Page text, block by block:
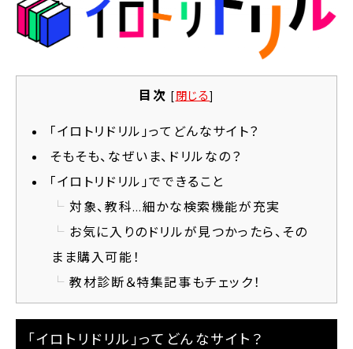
目次 [閉じる]
｢イロトリドリル｣ってどんなサイト？
そもそも、なぜいま、ドリルなの？
「イロトリドリル」でできること
対象、教科…細かな検索機能が充実
お気に入りのドリルが見つかったら、その
まま購入可能！
教材診断＆特集記事もチェック！
｢イロトリドリル｣ってどんなサイト？